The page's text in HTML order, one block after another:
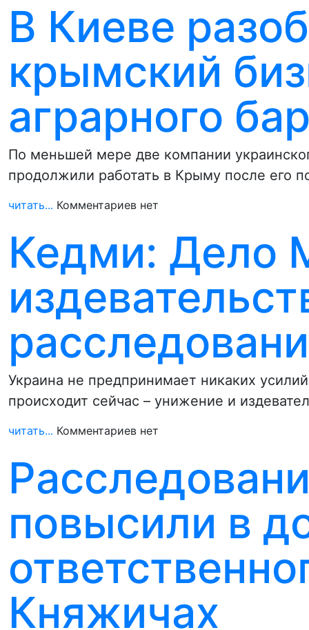
В Киеве
крымский
аграрного
По меньшей мере две компании
продолжили работать в Крыму после его
читать... Комментариев нет
Кедми: Дело
Украина не предпринимает никаких
происходит сейчас – унижение и
читать... Комментариев нет
повысили в
Княжичах